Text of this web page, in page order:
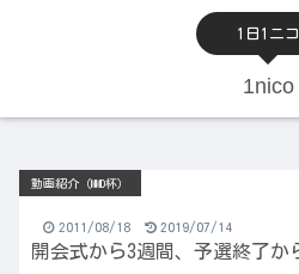
1日1ニコ
1nico
動画紹介（MMD杯）
2011/08/18 2019/07/14
開会式から3週間、予選終了か